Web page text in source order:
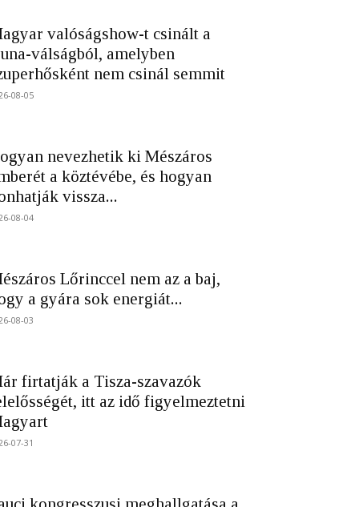
valóságshow-t csinált a
válságból, amelyben
nem csinál semmit
08-05
nevezhetik ki Mészáros
a köztévébe, és hogyan
vissza...
08-04
Lőrinccel nem az a baj,
a gyára sok energiát...
08-03
firtatják a Tisza-szavazók
itt az idő figyelmeztetni
07-31